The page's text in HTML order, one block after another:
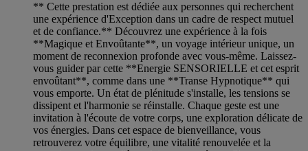
** Cette prestation est dédiée aux personnes qui recherchent
une expérience d'Exception dans un cadre de respect mutuel
et de confiance.** Découvrez une expérience à la fois
**Magique et Envoûtante**, un voyage intérieur unique, un
moment de reconnexion profonde avec vous-même. Laissez-
vous guider par cette **Energie SENSORIELLE et cet esprit
envoûtant**, comme dans une **Transe Hypnotique** qui
vous emporte. Un état de plénitude s'installe, les tensions se
dissipent et l'harmonie se réinstalle. Chaque geste est une
invitation à l'écoute de votre corps, une exploration délicate de
vos énergies. Dans cet espace de bienveillance, vous
retrouverez votre équilibre, une vitalité renouvelée et la